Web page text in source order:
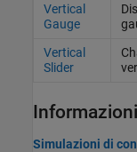
Vertical
Gauge
Vertical
Slider
Simulazioni di